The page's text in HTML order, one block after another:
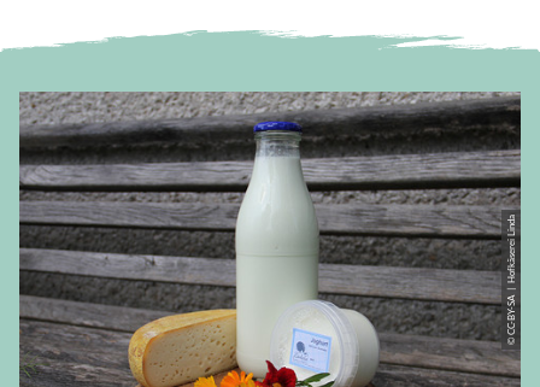
© CC-BY-SA | Hofkäserei Linda